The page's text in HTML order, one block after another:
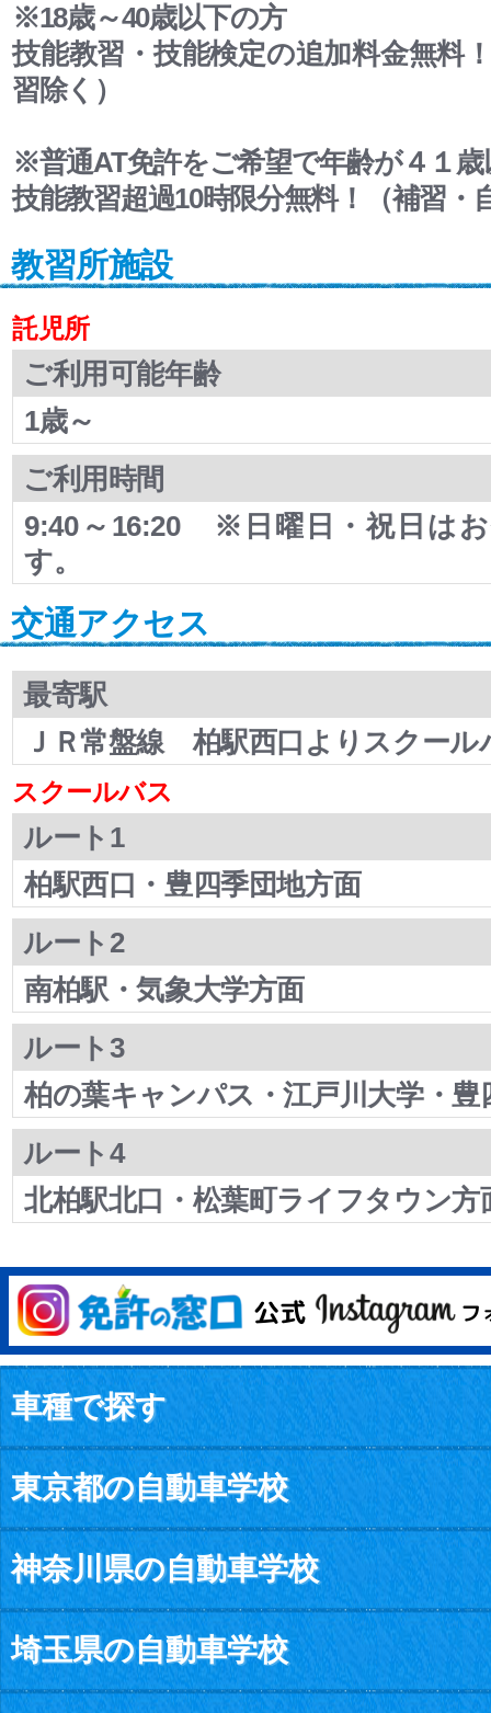
※18歳～40歳以下の方
技能教習・技能検定の追加料金無料
習除く）
※普通AT免許をご希望で年齢が４１歳
技能教習超過10時限分無料！（補習・
教習所施設
託児所
ご利用可能年齢
1歳～
ご利用時間
9:40～16:20 ※日曜日・祝日は
す。
交通アクセス
最寄駅
ＪＲ常盤線 柏駅西口よりスクール
スクールバス
ルート1
柏駅西口・豊四季団地方面
ルート2
南柏駅・気象大学方面
ルート3
柏の葉キャンパス・江戸川大学・豊
ルート4
北柏駅北口・松葉町ライフタウン方
車種で探す
東京都の自動車学校
神奈川県の自動車学校
埼玉県の自動車学校